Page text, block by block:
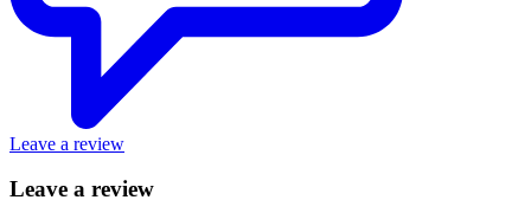
Leave a review
Leave a review